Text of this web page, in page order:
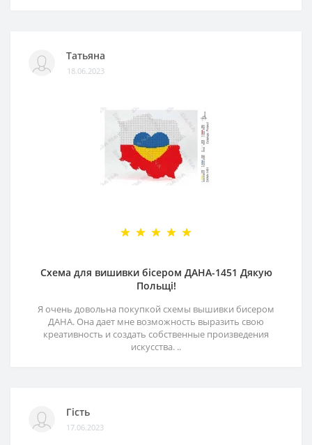
Татьяна
18.06.2023
Схема для вишивки бісером ДАНА-1451 Дякую
Польщі!
Я очень довольна покупкой схемы вышивки бисером
ДАНА. Она дает мне возможность выразить свою
креативность и создать собственные произведения
искусства. ..
Гість
17.06.2023